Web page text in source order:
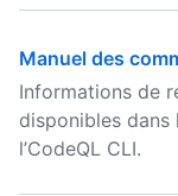
Manuel des
Informations de
disponibles
l’CodeQL CLI.